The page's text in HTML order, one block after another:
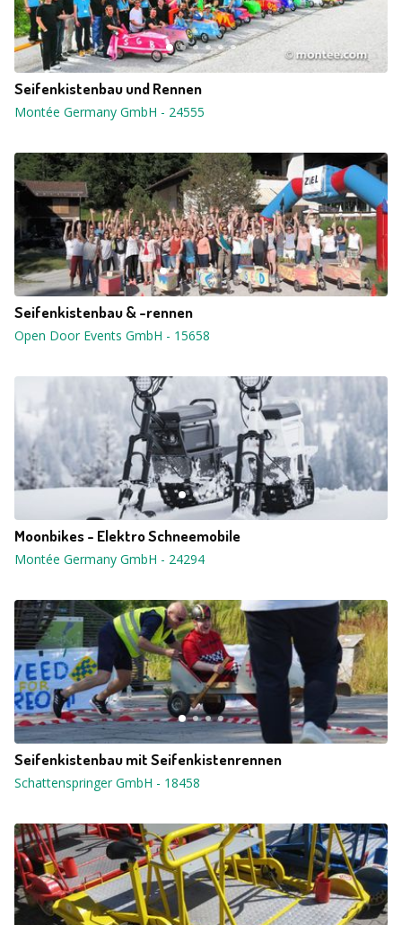
Seifenkistenbau und Rennen
Montée Germany GmbH - 24555
Seifenkistenbau & -rennen
Open Door Events GmbH - 15658
Moonbikes - Elektro Schneemobile
Montée Germany GmbH - 24294
Seifenkistenbau mit Seifenkistenrennen
Schattenspringer GmbH - 18458